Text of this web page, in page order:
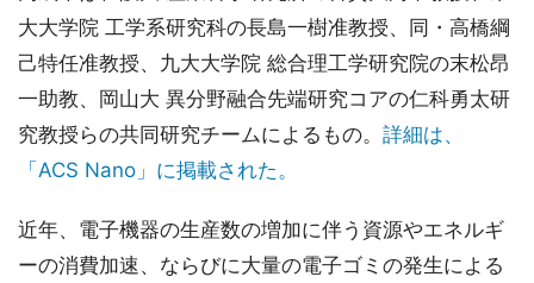
大大学院 工学系研究科の長島一樹准教授、同・高橋綱
己特任准教授、九大大学院 総合理工学研究院の末松昂
一助教、岡山大 異分野融合先端研究コアの仁科勇太研
究教授らの共同研究チームによるもの。 詳細は、
「ACS Nano」に掲載された。
近年、電子機器の生産数の増加に伴う資源やエネルギ
ーの消費加速、ならびに大量の電子ゴミの発生による